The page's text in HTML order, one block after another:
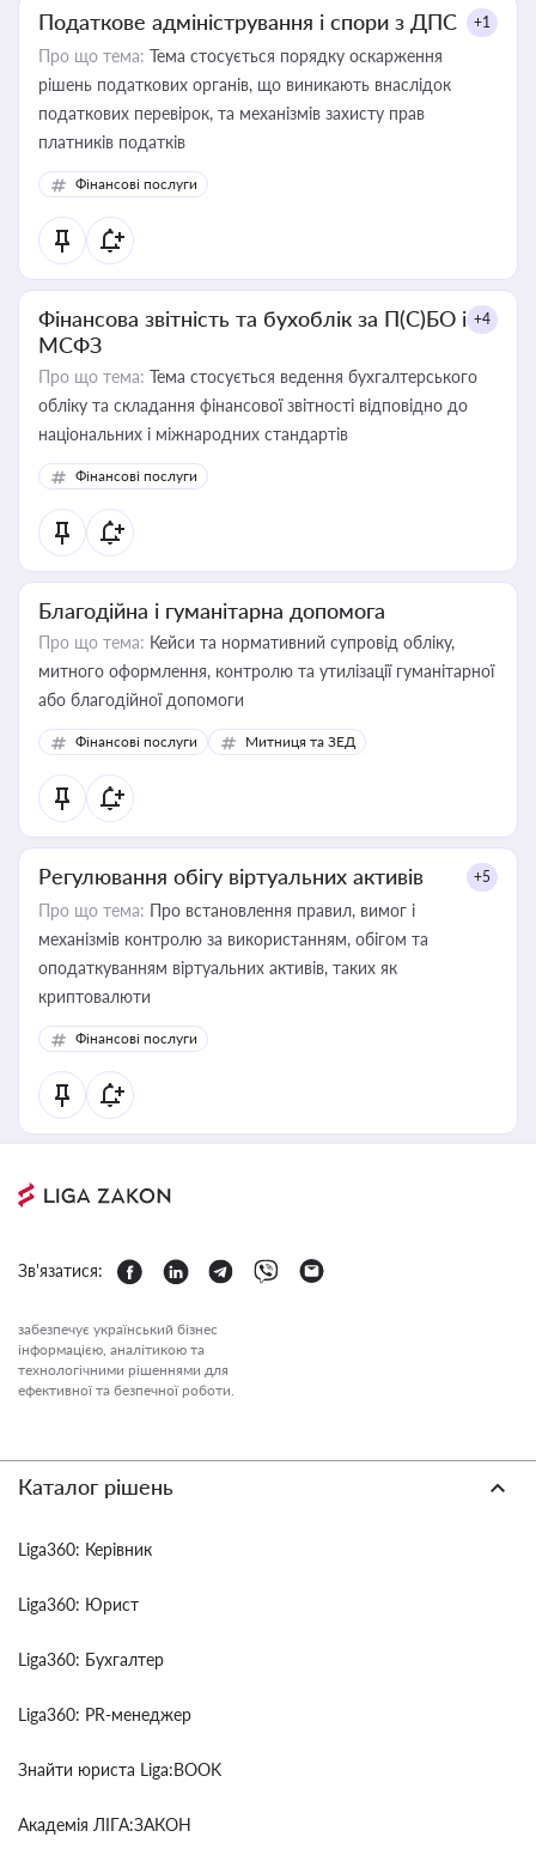
Податкове адміністрування і спори з ДПС +1
Про що тема: Тема стосується порядку оскарження
рішень податкових органів, що виникають внаслідок
податкових перевірок, та механізмів захисту прав
платників податків
Фінансові послуги
Фінансова звітність та бухоблік за П(С)БО і
МСФЗ
+4
Про що тема: Тема стосується ведення бухгалтерського
обліку та складання фінансової звітності відповідно до
національних і міжнародних стандартів
Фінансові послуги
Благодійна і гуманітарна допомога
Про що тема: Кейси та нормативний супровід обліку,
митного оформлення, контролю та утилізації гуманітарної
або благодійної допомоги
Фінансові послуги Митниця та ЗЕД
Регулювання обігу віртуальних активів +5
Про що тема: Про встановлення правил, вимог і
механізмів контролю за використанням, обігом та
оподаткуванням віртуальних активів, таких як
криптовалюти
Фінансові послуги
Зв'язатися:
забезпечує український бізнес
інформацією, аналітикою та
технологічними рішеннями для
ефективної та безпечної роботи.
Каталог рішень
Liga360: Керівник
Liga360: Юрист
Liga360: Бухгалтер
Liga360: PR-менеджер
Знайти юриста Liga:BOOK
Академія ЛІГА:ЗАКОН